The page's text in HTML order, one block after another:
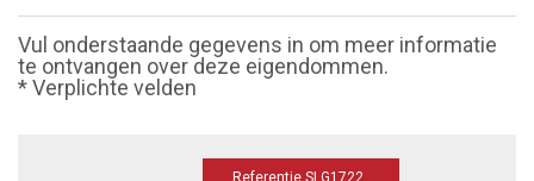
Vul onderstaande gegevens in om meer informatie
te ontvangen over deze eigendommen.
* Verplichte velden
Referentie SLG1722